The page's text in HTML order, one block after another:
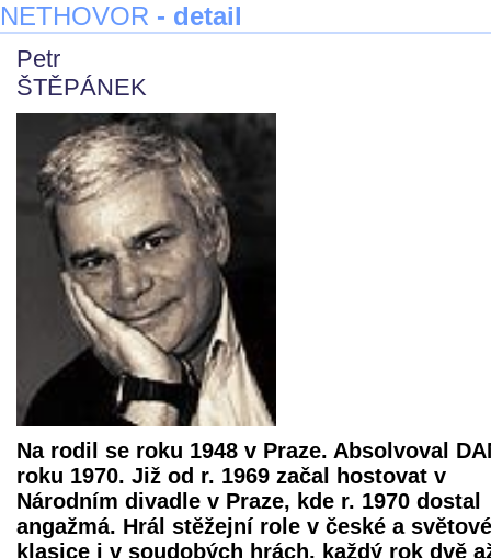
NETHOVOR - detail
Petr
ŠTĚPÁNEK
Na rodil se roku 1948 v Praze. Absolvoval
roku 1970. Již od r. 1969 začal hostovat v
Národním divadle v Praze, kde r. 1970 dostal
angažmá. Hrál stěžejní role v české a světové
klasice i v soudobých hrách, každý rok dvě